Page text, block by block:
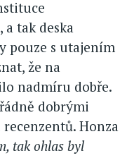
tak deska
pouze s utajením
že na
nadmíru dobře.
dobrými
Honza
tak ohlas byl